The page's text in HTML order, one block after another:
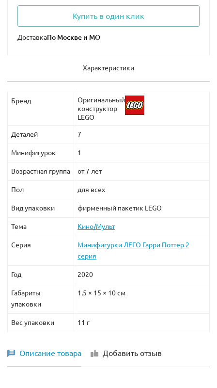
Купить в один клик
Доставка
Характеристики
Бренд
Оригинальный
конструктор
LEGO
Деталей 7
Минифигурок 1
Возрастная группа от 7 лет
Пол для всех
Вид упаковки фирменный пакетик LEGO
Тема Кино/Мульт
Серия
Минифигурки ЛЕГО Гарри Поттер 2
серия
Год 2020
Габариты
упаковки
1,5 × 15 × 10 см
Вес упаковки 11 г
Описание товара Добавить отзыв